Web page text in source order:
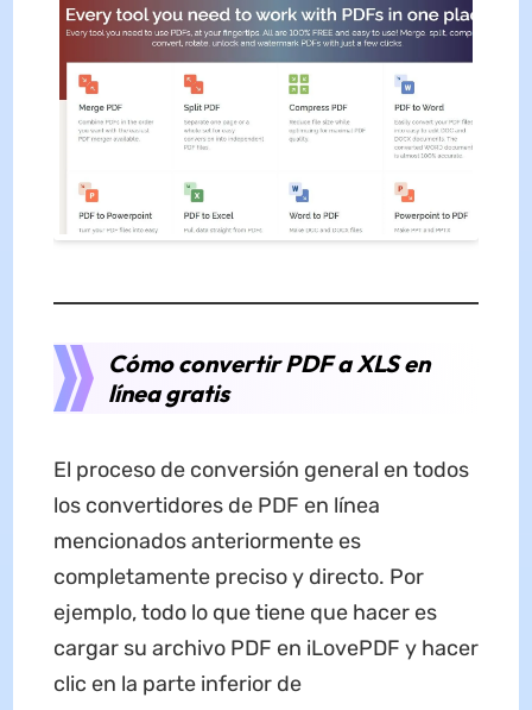
Cómo convertir PDF a XLS en
línea gratis
El proceso de conversión general en todos
los convertidores de PDF en línea
mencionados anteriormente es
completamente preciso y directo. Por
ejemplo, todo lo que tiene que hacer es
cargar su archivo PDF en iLovePDF y hacer
clic en la parte inferior de